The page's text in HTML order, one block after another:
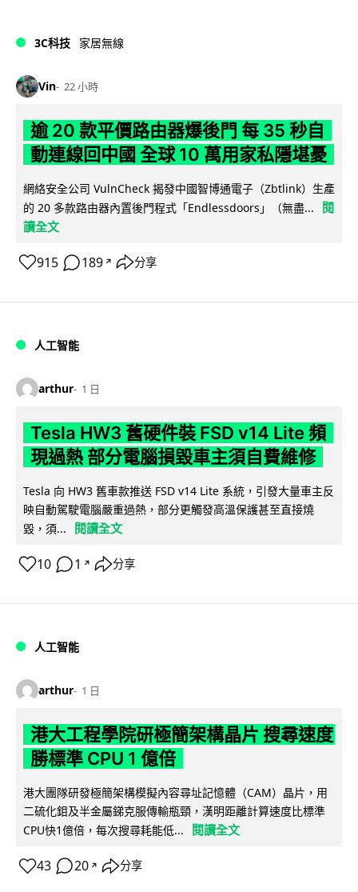
3C科技 家居無線
Vin 22 小時
逾 20 款平價路由器爆後門 每 35 秒自
動連線回中國 全球 10 萬用家私隱堪憂
網絡安全公司 VulnCheck 揭發中國智博通電子（Zbtlink）生產
的 20 多款路由器內置後門程式「Endlessdoors」（無盡...
閱
讀全文
915 189 ↗ 分享
人工智能
arthur 1 日
Tesla HW3 舊硬件裝 FSD v14 Lite 頻
現過熱 部分電腦損毀車主須自費維修
Tesla 向 HW3 舊車款推送 FSD v14 Lite 系統，引發大量車主反
映自動駕駛電腦嚴重過熱，部分更觸發高溫保護甚至直接燒
毀，須...
閱讀全文
10 1 ↗ 分享
人工智能
arthur 1 日
港大工程學院研極簡架構晶片 搜尋速度
勝標準 CPU 1 億倍
港大團隊研發極簡架構模擬內容尋址記憶體（CAM）晶片，用
二硫化鉬及半金屬銻克服傳輸瓶頸，漢明距離計算速度比標準
CPU快1億倍，每次搜尋耗能低...
閱讀全文
43 20 ↗ 分享